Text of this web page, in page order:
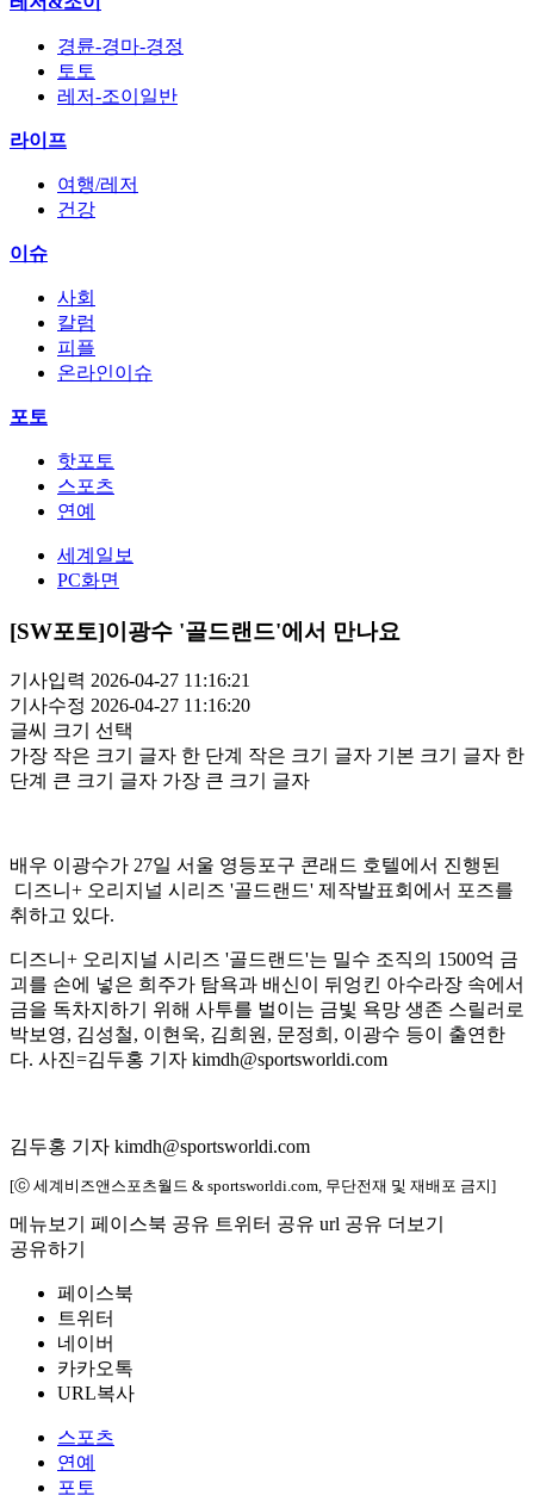
경륜-경마-경정
토토
레저-조이일반
라이프
여행/레저
건강
이슈
사회
칼럼
피플
온라인이슈
포토
핫포토
스포츠
연예
세계일보
PC화면
[SW포토]이광수 '골드랜드'에서 만나요
기사입력 2026-04-27 11:16:21
기사수정 2026-04-27 11:16:20
글씨 크기 선택
가장 작은 크기 글자 한 단계 작은 크기 글자 기본 크기 글자 한
단계 큰 크기 글자 가장 큰 크기 글자
배우 이광수가 27일 서울 영등포구 콘래드 호텔에서 진행된
디즈니+ 오리지널 시리즈 '골드랜드' 제작발표회에서 포즈를
취하고 있다.
디즈니+ 오리지널 시리즈 '골드랜드'는 밀수 조직의 1500억 금
괴를 손에 넣은 희주가 탐욕과 배신이 뒤엉킨 아수라장 속에서
금을 독차지하기 위해 사투를 벌이는 금빛 욕망 생존 스릴러로
박보영, 김성철, 이현욱, 김희원, 문정희, 이광수 등이 출연한
다. 사진=김두홍 기자 kimdh@sportsworldi.com
김두홍 기자 kimdh@sportsworldi.com
[ⓒ 세계비즈앤스포츠월드 & sportsworldi.com, 무단전재 및 재배포 금지]
메뉴보기 페이스북 공유 트위터 공유 url 공유 더보기
공유하기
페이스북
트위터
네이버
카카오톡
URL복사
스포츠
연예
포토